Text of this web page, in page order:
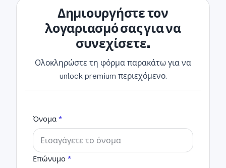
Δημιουργήστε τον
λογαριασμό σας για να
συνεχίσετε.
Ολοκληρώστε τη φόρμα παρακάτω για να
unlock premium περιεχόμενο.
Όνομα *
Επώνυμο *